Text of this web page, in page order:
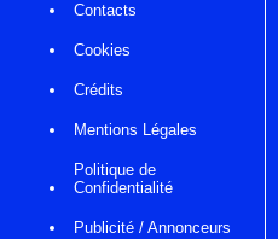
Contacts
Cookies
Crédits
Mentions Légales
Politique de
Confidentialité
Publicité / Annonceurs